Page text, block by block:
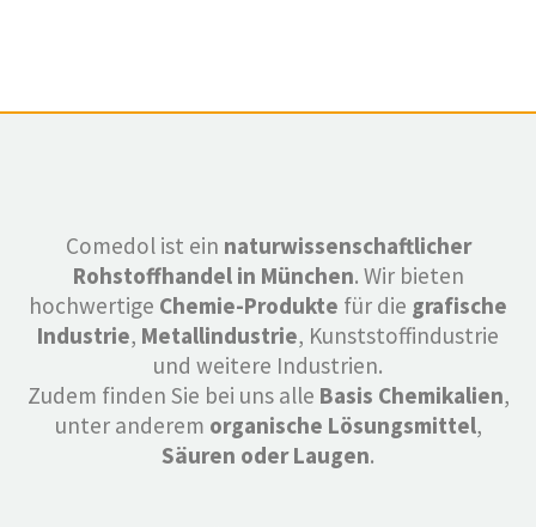
Comedol ist ein naturwissenschaftlicher
Rohstoffhandel in München. Wir bieten
hochwertige Chemie-Produkte für die grafische
Industrie, Metallindustrie, Kunststoffindustrie
und weitere Industrien.
Zudem finden Sie bei uns alle Basis Chemikalien,
unter anderem organische Lösungsmittel,
Säuren oder Laugen.